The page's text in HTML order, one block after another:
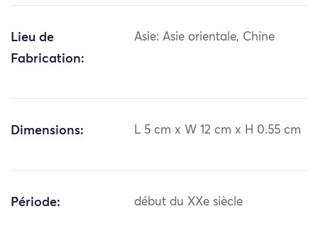
Lieu de
Fabrication:
Asie: Asie orientale, Chine
Dimensions: L 5 cm x W 12 cm x H 0.55 cm
Période: début du XXe siècle